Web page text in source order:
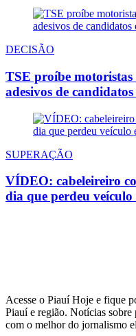
DECISÃO
TSE proíbe
adesivos de
SUPERAÇÃO
VÍDEO: cabeleireiro
dia que perdeu veículo
Acesse o Piauí Hoje e fique
Piauí e região. Notícias
com o melhor do jornalismo